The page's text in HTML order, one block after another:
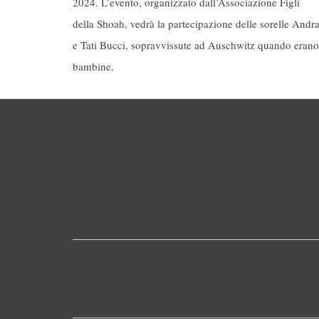
della Shoah, vedrà la partecipazione delle sorelle Andra
e Tati Bucci, sopravvissute ad Auschwitz quando erano
bambine.